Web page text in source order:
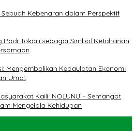
Kebenaran dalam Perspektif
Padi Tokaili sebagai Simbol Ketahanan
Mengembalikan Kedaulatan Ekonomi
Umat
Kaili: NOLUNU – Semangat
Mengelola Kehidupan